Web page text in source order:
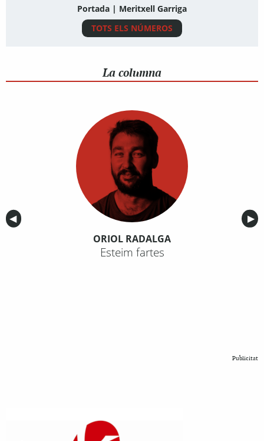
Portada | Meritxell Garriga
TOTS ELS NÚMEROS
La columna
Anterior
◀︎ ▶︎
ORIOL RADALGA
Esteim fartes
Publicitat